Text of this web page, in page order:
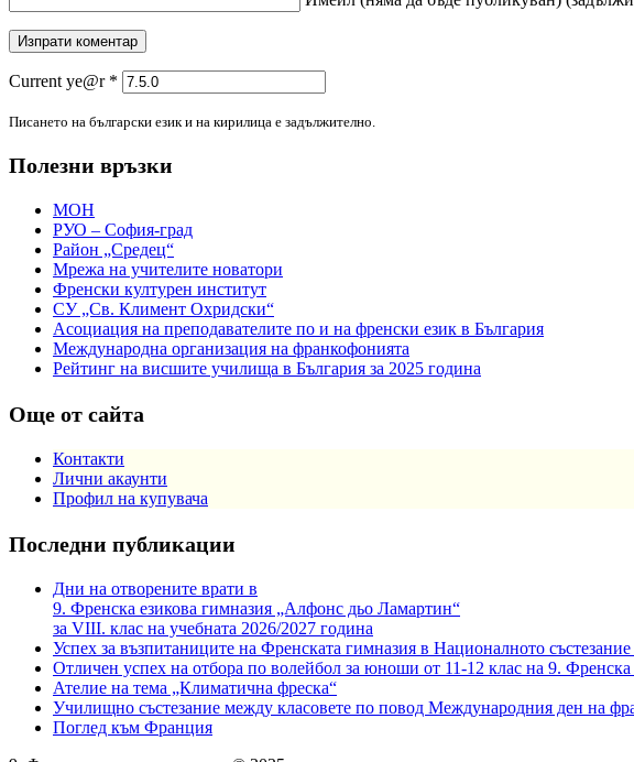
Current ye@r *
Писането на български език и на кирилица е задължително.
Полезни връзки
МОН
РУО – София-град
Район „Средец“
Мрежа на учителите новатори
Френски културен институт
СУ „Св. Климент Охридски“
Асоциация на преподавателите по и на френски език в България
Международна организация на франкофонията
Рейтинг на висшите училища в България за 2025 година
Още от сайта
Контакти
Лични акаунти
Профил на купувача
Последни публикации
Дни на отворените врати в
9. Френска езикова гимназия „Алфонс дьо Ламартин“
за VIII. клас на учебната 2026/2027 година
Успех за възпитаниците на Френската гимназия в Националното
Отличен успех на отбора по волейбол за юноши от 11-12 клас на 9. Френска
Ателие на тема „Климатична фреска“
Училищно състезание между класовете по повод Международния ден на
Поглед към Франция